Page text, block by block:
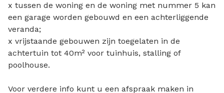
x tussen de woning en de woning met nummer 5 kan
een garage worden gebouwd en een achterliggende
veranda;
x vrijstaande gebouwen zijn toegelaten in de
achtertuin tot 40m² voor tuinhuis, stalling of
poolhouse.
Voor verdere info kunt u een afspraak maken in